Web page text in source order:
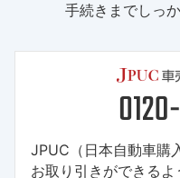
手続きまでしっ
JPUC（日本自動車購
お取り引きができる